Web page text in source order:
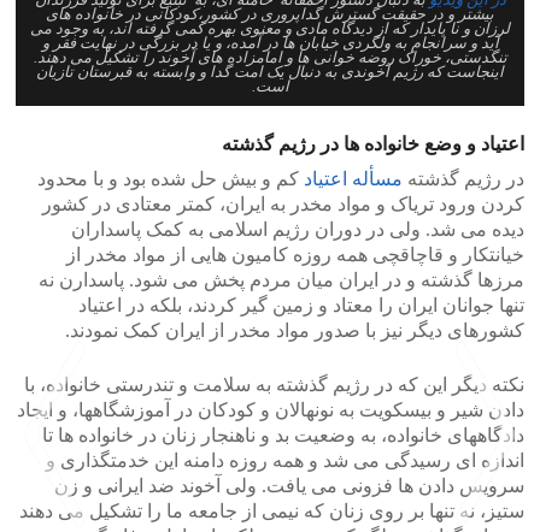
بیشتر و در حقیقت گسترش گداپروری در کشور،کودکانی در خانواده های
لرزان و نا پایدار که از دیدگاه مادی و معنوی بهره کمی گرفته اند، به وجود می
آید و سرانجام به ولگردی خیابان ها در آمده، و یا در بزرگی در نهایت فقر و
تنگدستی، خوراک روضه خوانی ها و امامزاده های آخوند را تشکیل می دهند.
اینجاست که رژیم آخوندی به دنبال یک امت گدا و وابسته به قبرستان تازیان
است.
اعتیاد و وضع خانواده ها در رژیم گذشته
در رژیم گذشته مسأله اعتیاد کم و بیش حل شده بود و با محدود
کردن ورود تریاک و مواد مخدر به ایران، کمتر معتادی در کشور
دیده می شد. ولی در دوران رژیم اسلامی به کمک پاسداران
خیانتکار و قاچاقچی همه روزه کامیون هایی از مواد مخدر از
مرزها گذشته و در ایران میان مردم پخش می شود. پاسدارن نه
تنها جوانان ایران را معتاد و زمین گیر کردند، بلکه در اعتیاد
کشورهای دیگر نیز با صدور مواد مخدر از ایران کمک نمودند.
نکته دیگر این که در رژیم گذشته به سلامت و تندرستی خانواده، با
دادن شیر و بیسکویت به نونهالان و کودکان در آموزشگاهها، و ایجاد
دادگاههای خانواده، به وضعیت بد و ناهنجار زنان در خانواده ها تا
اندازه ای رسیدگی می شد و همه روزه دامنه این خدمتگذاری و
سرویس دادن ها فزونی می یافت. ولی آخوند ضد ایرانی و زن
ستیز، نه تنها بر روی زنان که نیمی از جامعه ما را تشکیل می دهند